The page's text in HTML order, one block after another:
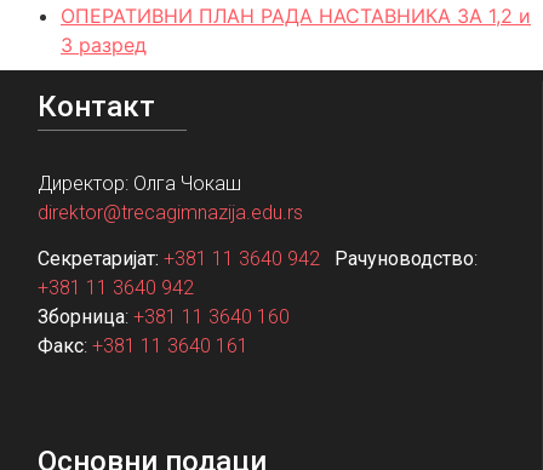
ОПЕРАТИВНИ ПЛАН РАДА НАСТАВНИКА ЗA 1,2 и
3 разред
Контакт
Директор: Олга Чокаш
direktor@trecagimnazija.edu.rs
Секретаријат: +381 11 3640 942 Рачуноводство:
+381 11 3640 942
Зборница:+381 11 3640 160
Факс:+381 11 3640 161
Основни подаци